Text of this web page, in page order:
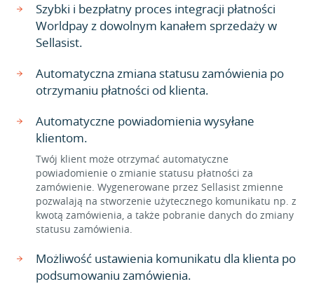
Szybki i bezpłatny proces integracji płatności
Worldpay z dowolnym kanałem sprzedaży w
Sellasist.
Automatyczna zmiana statusu zamówienia po
otrzymaniu płatności od klienta.
Automatyczne powiadomienia wysyłane
klientom.
Twój klient może otrzymać automatyczne
powiadomienie o zmianie statusu płatności za
zamówienie. Wygenerowane przez Sellasist zmienne
pozwalają na stworzenie użytecznego komunikatu np. z
kwotą zamówienia, a także pobranie danych do zmiany
statusu zamówienia.
Możliwość ustawienia komunikatu dla klienta po
podsumowaniu zamówienia.